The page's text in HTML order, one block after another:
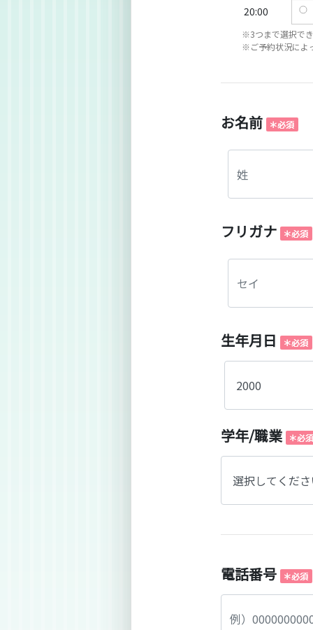
20:00
※3つまで選択で
※ご予約状況によ
お名前
フリガナ
生年月日
学年/職業
電話番号